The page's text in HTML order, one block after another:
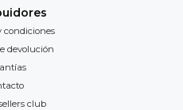
condiciones
devolución
club